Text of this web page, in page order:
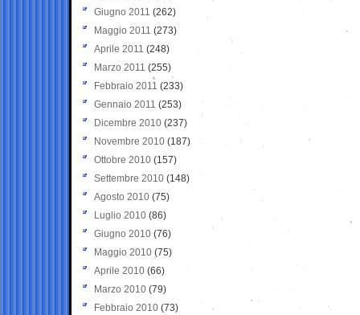
Giugno 2011 (262)
Maggio 2011 (273)
Aprile 2011 (248)
Marzo 2011 (255)
Febbraio 2011 (233)
Gennaio 2011 (253)
Dicembre 2010 (237)
Novembre 2010 (187)
Ottobre 2010 (157)
Settembre 2010 (148)
Agosto 2010 (75)
Luglio 2010 (86)
Giugno 2010 (76)
Maggio 2010 (75)
Aprile 2010 (66)
Marzo 2010 (79)
Febbraio 2010 (73)